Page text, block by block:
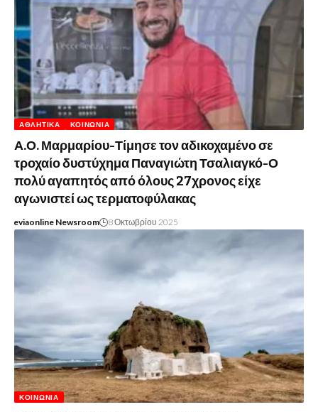
ΑΘΛΗΤΙΚΆ ΚΟΙΝΩΝΊΑ
Α.Ο. Μαρμαρίου-Τίμησε τον αδικοχαμένο σε
τροχαίο δυστύχημα Παναγιώτη Τσαλιαγκό-Ο
πολύ αγαπητός από όλους 27χρονος είχε
αγωνιστεί ως τερματοφύλακας
eviaonline Newsroom 8 Οκτωβρίου 2025
ΚΟΙΝΩΝΊΑ